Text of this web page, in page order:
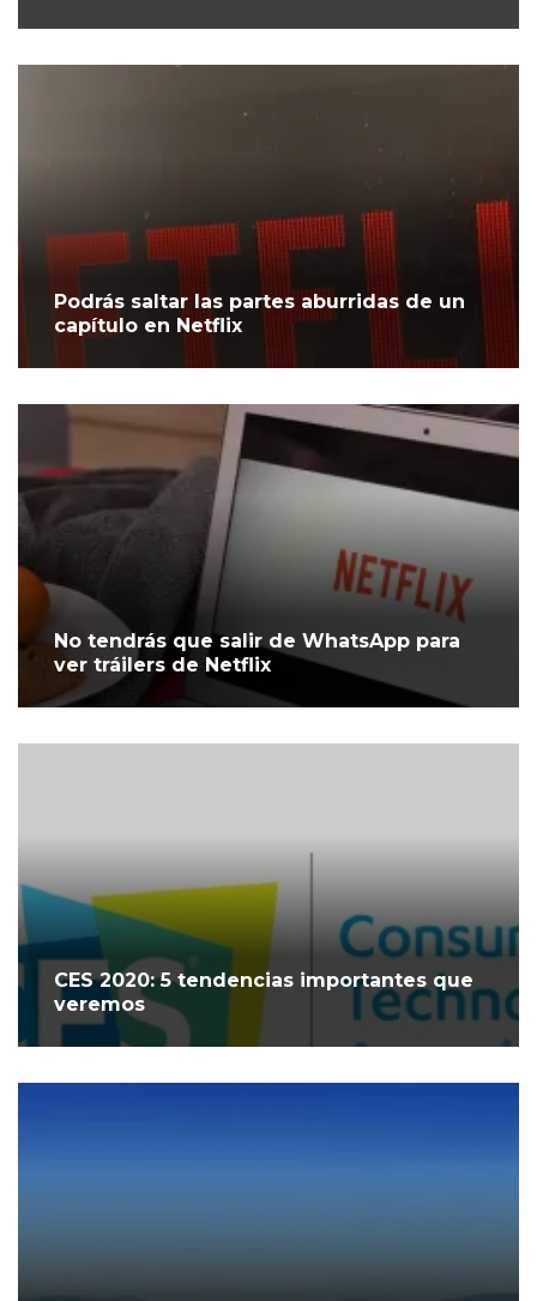
Podrás saltar las partes aburridas de un
capítulo en Netflix
No tendrás que salir de WhatsApp para
ver tráilers de Netflix
CES 2020: 5 tendencias importantes que
veremos